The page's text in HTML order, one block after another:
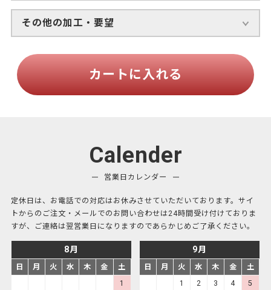
その他の加工・要望
カートに入れる
Calender
営業日カレンダー
定休日は、お電話での対応はお休みさせていただいております。サイ
トからのご注文・メールでのお問い合わせは24時間受け付けておりま
すが、ご連絡は翌営業日になりますのであらかじめご了承ください。
8月
日 月 火 水 木 金
土
1
9月
日 月 火 水 木 金
土
1
2 3 4
5